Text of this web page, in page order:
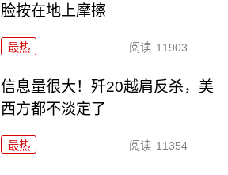
脸按在地上摩擦
最热 阅读 11903
信息量很大！歼20越肩反杀，美
西方都不淡定了
最热 阅读 11354